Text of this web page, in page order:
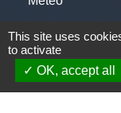
Ouest France
Télégramme
This site uses
to activate
OK, accept all